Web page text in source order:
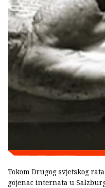
Tokom Drugog svjetskog
gojenac internata u